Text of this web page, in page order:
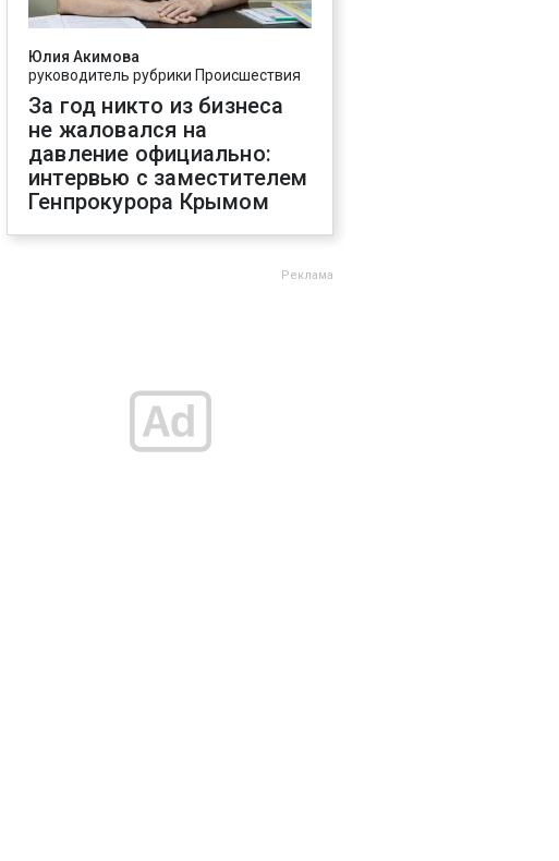
Юлия Акимова
руководитель рубрики Происшествия
За год никто из бизнеса
не жаловался на
давление официально:
интервью с заместителем
Генпрокурора Крымом